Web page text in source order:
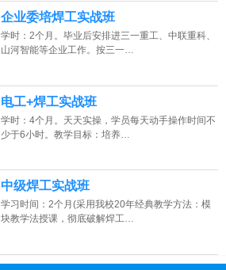
企业委培焊工实战班
学时：2个月。毕业后安排进三一重工、中联重科、
山河智能等企业工作。按三一…
电工+焊工实战班
学时：4个月。天天实操，学员每天动手操作时间不
少于6小时。教学目标：培养…
中级焊工实战班
学习时间：2个月(采用我校20年经典教学方法：模
块教学法授课，彻底破解焊工…